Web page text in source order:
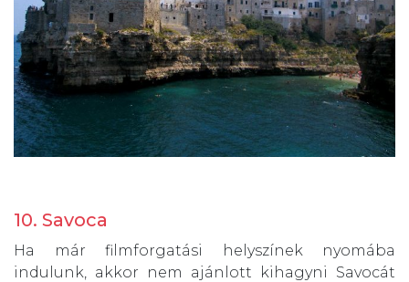
10. Savoca
Ha már filmforgatási helyszínek nyomába
indulunk, akkor nem ajánlott kihagyni Savocát